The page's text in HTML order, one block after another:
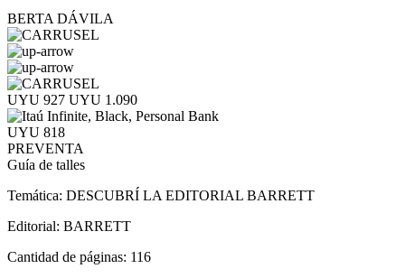
BERTA DÁVILA
UYU 927 UYU 1.090
UYU 818
PREVENTA
Guía de talles
Temática: DESCUBRÍ LA EDITORIAL BARRETT
Editorial: BARRETT
Cantidad de páginas: 116